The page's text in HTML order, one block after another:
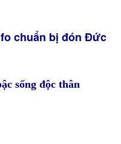
chuẩn bị đón Đức
sống độc thân